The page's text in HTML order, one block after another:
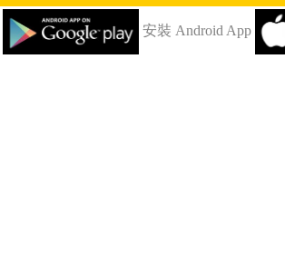
安裝 Android App